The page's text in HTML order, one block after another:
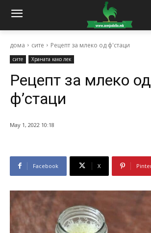
дома сите Рецепт за млеко од ф'стаци
сите Храната како лек
Рецепт за млеко од
ф’стаци
May 1, 2022 10:18
Facebook X